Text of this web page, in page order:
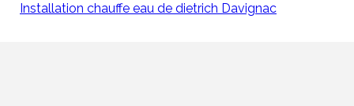
Installation chauffe eau de dietrich Davignac